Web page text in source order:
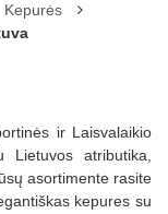
Kepurės
ir Laisvalaikio
Lietuvos atributika,
asortimente rasite
kepures su